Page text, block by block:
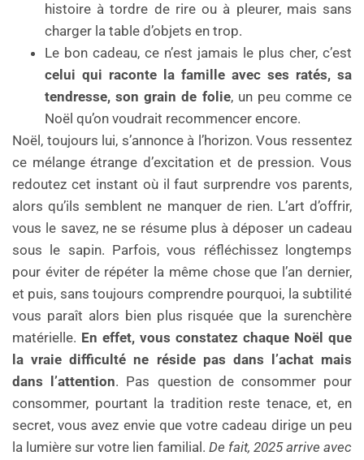
histoire à tordre de rire ou à pleurer, mais sans
charger la table d’objets en trop.
Le bon cadeau, ce n’est jamais le plus cher, c’est
celui qui raconte la famille avec ses ratés, sa
tendresse, son grain de folie, un peu comme ce
Noël qu’on voudrait recommencer encore.
Noël, toujours lui, s’annonce à l’horizon. Vous ressentez
ce mélange étrange d’excitation et de pression. Vous
redoutez cet instant où il faut surprendre vos parents,
alors qu’ils semblent ne manquer de rien. L’art d’offrir,
vous le savez, ne se résume plus à déposer un cadeau
sous le sapin. Parfois, vous réfléchissez longtemps
pour éviter de répéter la même chose que l’an dernier,
et puis, sans toujours comprendre pourquoi, la subtilité
vous paraît alors bien plus risquée que la surenchère
matérielle. En effet, vous constatez chaque Noël que
la vraie difficulté ne réside pas dans l’achat mais
dans l’attention. Pas question de consommer pour
consommer, pourtant la tradition reste tenace, et, en
secret, vous avez envie que votre cadeau dirige un peu
la lumière sur votre lien familial. De fait, 2025 arrive avec